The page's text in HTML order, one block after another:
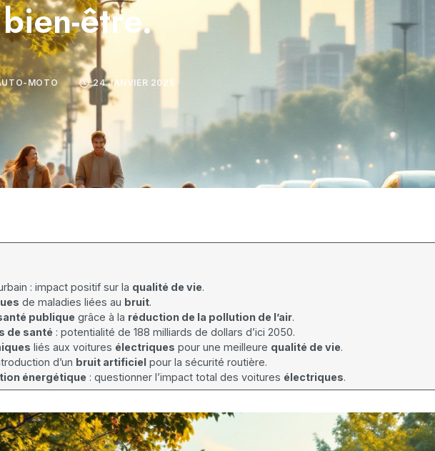
bien-être.
MOTO 24 JANVIER 2025
: impact positif sur la qualité de vie.
de maladies liées au bruit.
publique grâce à la réduction de la pollution de l’air.
de santé : potentialité de 188 milliards de dollars d’ici 2050.
liés aux voitures électriques pour une meilleure qualité de vie.
d’un bruit artificiel pour la sécurité routière.
énergétique : questionner l’impact total des voitures électriques.